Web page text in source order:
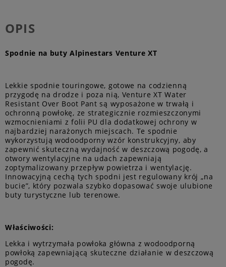
OPIS
Spodnie na buty Alpinestars Venture XT
Lekkie spodnie touringowe, gotowe na codzienną
przygodę na drodze i poza nią, Venture XT Water
Resistant Over Boot Pant są wyposażone w trwałą i
ochronną powłokę, ze strategicznie rozmieszczonymi
wzmocnieniami z folii PU dla dodatkowej ochrony w
najbardziej narażonych miejscach. Te spodnie
wykorzystują wodoodporny wzór konstrukcyjny, aby
zapewnić skuteczną wydajność w deszczową pogodę, a
otwory wentylacyjne na udach zapewniają
zoptymalizowany przepływ powietrza i wentylację.
Innowacyjną cechą tych spodni jest regulowany krój „na
bucie”, który pozwala szybko dopasować swoje ulubione
buty turystyczne lub terenowe.
Właściwości:
Lekka i wytrzymała powłoka główna z wodoodporną
powłoką zapewniającą skuteczne działanie w deszczową
pogodę.